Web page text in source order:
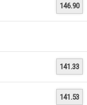
146.90
141.33
141.53